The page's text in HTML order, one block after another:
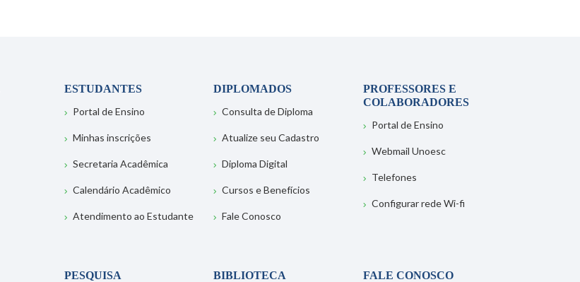
ESTUDANTES
Portal de Ensino
Minhas inscrições
Secretaria Acadêmica
Calendário Acadêmico
Atendimento ao Estudante
DIPLOMADOS
Consulta de Diploma
Atualize seu Cadastro
Diploma Digital
Cursos e Benefícios
Fale Conosco
PROFESSORES E
COLABORADORES
Portal de Ensino
Webmail Unoesc
Telefones
Configurar rede Wi-fi
PESQUISA
BIBLIOTECA
FALE CONOSCO